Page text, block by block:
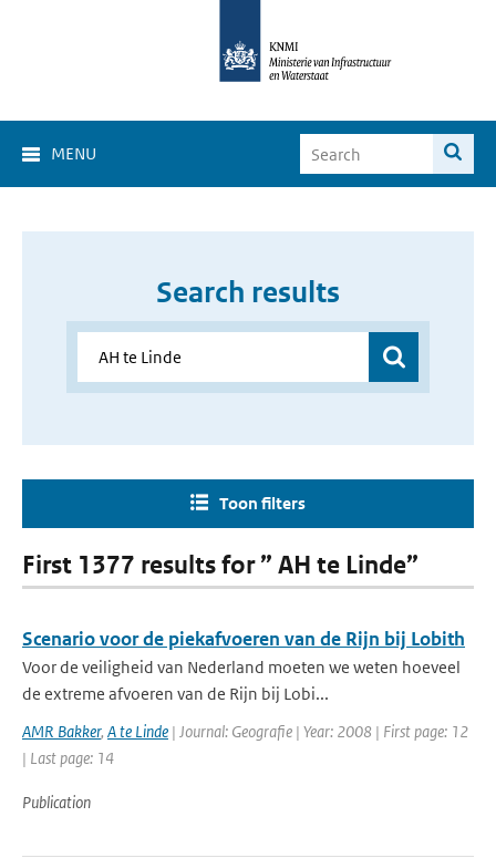
MENU
Search results
Toon filters
First 1377 results for ” AH te Linde”
Scenario voor de piekafvoeren van de Rijn bij Lobith
Voor de veiligheid van Nederland moeten we weten hoeveel
de extreme afvoeren van de Rijn bij Lobi...
AMR Bakker, A te Linde | Journal: Geografie | Year: 2008 | First page: 12
| Last page: 14
Publication